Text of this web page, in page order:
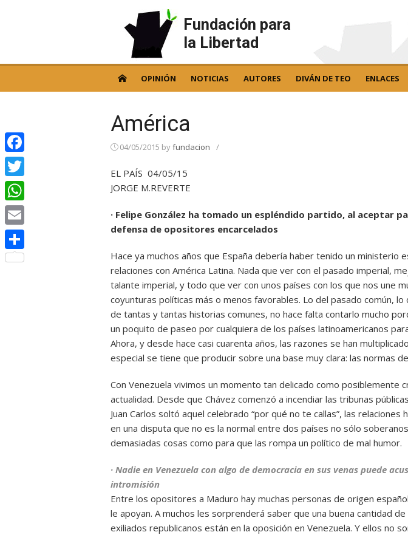
Fundación para
la Libertad
OPINIÓN NOTICIAS AUTORES DIVÁN DE TEO ENLACES
América
04/05/2015 byfundacion /
EL PAÍS 04/05/15
JORGE M.REVERTE
· Felipe González ha tomado un espléndido partido, al aceptar
defensa de opositores encarcelados
Hace ya muchos años que España debería haber tenido un ministerio
relaciones con América Latina. Nada que ver con el pasado imperial,
talante imperial, y todo que ver con unos países con los que nos une
coyunturas políticas más o menos favorables. Lo del pasado común, lo
de tantas y tantas historias comunes, no hace falta contarlo mucho
un poquito de paseo por cualquiera de los países latinoamericanos
Ahora, y desde hace casi cuarenta años, las razones se han
especial se tiene que producir sobre una base muy clara: las normas
Con Venezuela vivimos un momento tan delicado como posiblemente
actualidad. Desde que Chávez comenzó a incendiar las tribunas
Juan Carlos soltó aquel celebrado “por qué no te callas”, las relaciones
en una disputa que no es la normal entre dos países no sólo
demasiadas cosas como para que las rompa un político de mal humor.
· Nadie en Venezuela con algo de democracia en sus venas puede
intromisión
Entre los opositores a Maduro hay muchas personas de origen
le apoyan. A muchos les sorprenderá saber que una buena cantidad
exiliados republicanos están en la oposición en Venezuela. Y ellos no
Facebook
Twitter
WhatsApp
Email
Compartir